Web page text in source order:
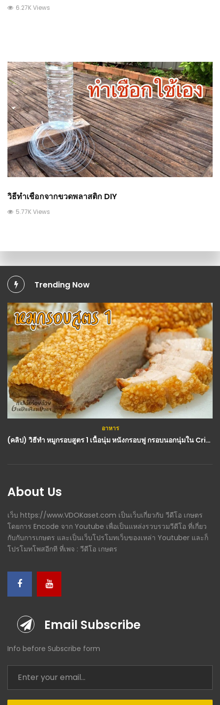
6.27K Views
วิธีทำเชือกจากขวดพลาสติก DIY
5.77K Views
Trending Now
อาหาร
(คลิป) วิธีทำ หมูกรอบสูตร 1 เนื้อนุ่ม หนังกรอบฟู กรอบนอกนุ่มใน Crispy Pork : กินได้อร่อยด้วย
สมุนไพร
(คลิป) กินมังคุด อย่าทิ้งเปลือก!! หลายคนพลาดสิ่งดีๆมาตลอดฃีวิต Nava DIY : วีดีโอ เกษตร
About Us
เว็บ https://www.VDOKaset.com เป็นเว็บเกี่ยวกับ วีดีโอ เกษตร
โดยการ Encode จาก Youtube เพื่อเป็นแหล่งรวบรวมวีดีโอ ที่เกี่ยว
กับกับการเกษตร และเป็นเว็บโปรโมทเว็บของเหล่า Youtuber และก็
โปรโมทโพสอีกที ที่เพจ : วีดีโอ เกษตร
Email Subscribe
Info before Subscribe form